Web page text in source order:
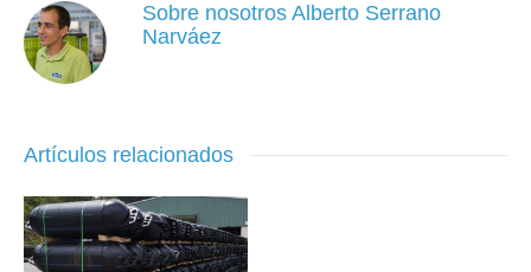
Sobre nosotros Alberto Serrano
Narváez
Artículos relacionados